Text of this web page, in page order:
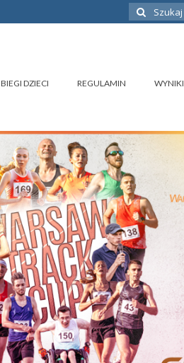
Szuklaj
w:
BIEGI DZIECI REGULAMIN WYNIKI